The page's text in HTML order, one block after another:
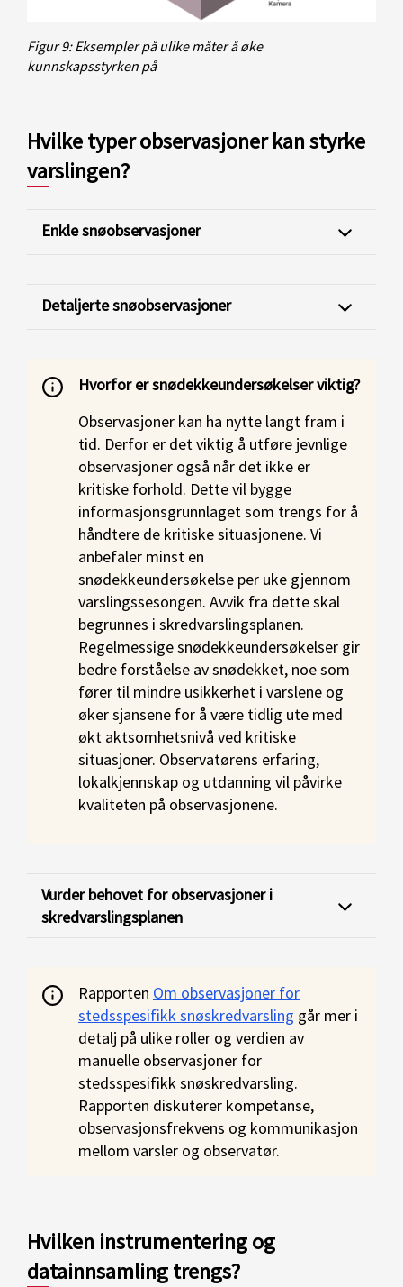
Figur 9: Eksempler på ulike måter å øke
kunnskapsstyrken på
Hvilke typer observasjoner kan styrke
varslingen?
Enkle snøobservasjoner
Detaljerte snøobservasjoner
Hvorfor er snødekkeundersøkelser viktig?
Observasjoner kan ha nytte langt fram i
tid. Derfor er det viktig å utføre jevnlige
observasjoner også når det ikke er
kritiske forhold. Dette vil bygge
informasjonsgrunnlaget som trengs for å
håndtere de kritiske situasjonene. Vi
anbefaler minst en
snødekkeundersøkelse per uke gjennom
varslingssesongen. Avvik fra dette skal
begrunnes i skredvarslingsplanen.
Regelmessige snødekkeundersøkelser gir
bedre forståelse av snødekket, noe som
fører til mindre usikkerhet i varslene og
øker sjansene for å være tidlig ute med
økt aktsomhetsnivå ved kritiske
situasjoner. Observatørens erfaring,
lokalkjennskap og utdanning vil påvirke
kvaliteten på observasjonene.
Vurder behovet for observasjoner i
skredvarslingsplanen
Rapporten Om observasjoner for
stedsspesifikk snøskredvarsling går mer i
detalj på ulike roller og verdien av
manuelle observasjoner for
stedsspesifikk snøskredvarsling.
Rapporten diskuterer kompetanse,
observasjonsfrekvens og kommunikasjon
mellom varsler og observatør.
Hvilken instrumentering og
datainnsamling trengs?